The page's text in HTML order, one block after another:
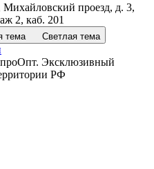
Михайловский проезд, д. 3,
2, каб. 201
тема Светлая тема
Эксклюзивный
РФ